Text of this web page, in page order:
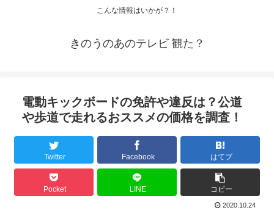
こんな情報はいかが？！
きのうのあのテレビ 観た？
電動キックボードの免許や違反は？公道
や歩道で走れるおススメの価格を調査！
Twitter Facebook はてブ
Pocket LINE コピー
2020.10.24